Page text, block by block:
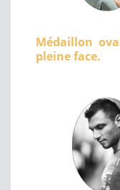
Médaillon
pleine face.